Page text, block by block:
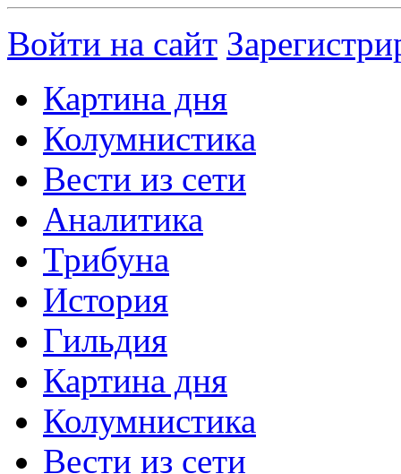
Войти на сайт
Картина дня
Колумнистика
Вести из сети
Аналитика
Трибуна
История
Гильдия
Картина дня
Колумнистика
Вести из сети